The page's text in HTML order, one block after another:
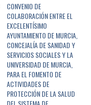
CONVENIO DE
COLABORACIÓN ENTRE EL
EXCELENTÍSIMO
AYUNTAMIENTO DE MURCIA,
CONCEJALÍA DE SANIDAD Y
SERVICIOS SOCIALES Y LA
UNIVERSIDAD DE MURCIA,
PARA EL FOMENTO DE
ACTIVIDADES DE
PROTECCIÓN DE LA SALUD